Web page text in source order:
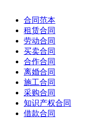
合同范本
租赁合同
劳动合同
买卖合同
合作合同
离婚合同
施工合同
采购合同
知识产权合同
借款合同